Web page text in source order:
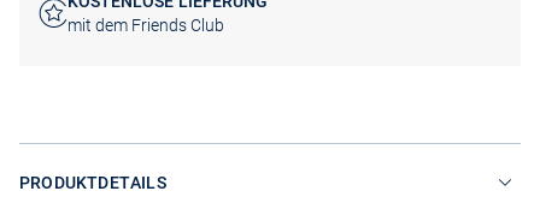
mit dem Friends Club
PRODUKTDETAILS